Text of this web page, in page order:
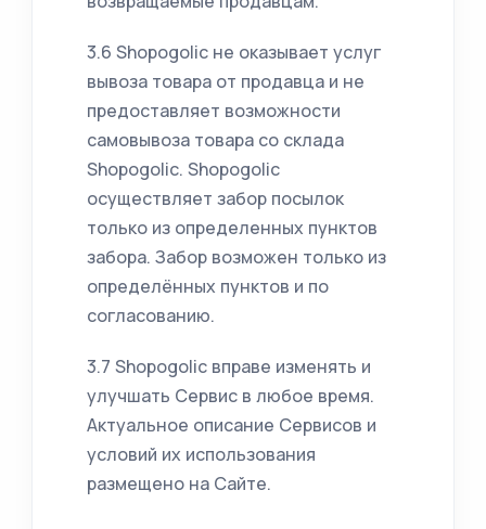
3.6 Shopogolic не оказывает услуг
вывоза товара от продавца и не
предоставляет возможности
самовывоза товара со склада
Shopogolic. Shopogolic
осуществляет забор посылок
только из определенных пунктов
забора. Забор возможен только из
определённых пунктов и по
согласованию.
3.7 Shopogolic вправе изменять и
улучшать Сервис в любое время.
Актуальное описание Сервисов и
условий их использования
размещено на Сайте.